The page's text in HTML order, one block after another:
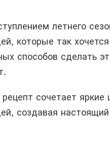
летнего
которые так
способов сделать
рецепт сочетает
создавая